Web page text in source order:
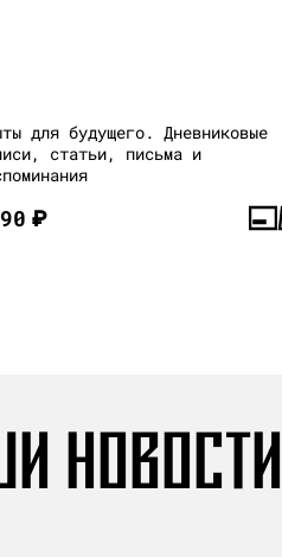
для будущего. Дневниковые
статьи, письма и
₽
НОВОСТИ